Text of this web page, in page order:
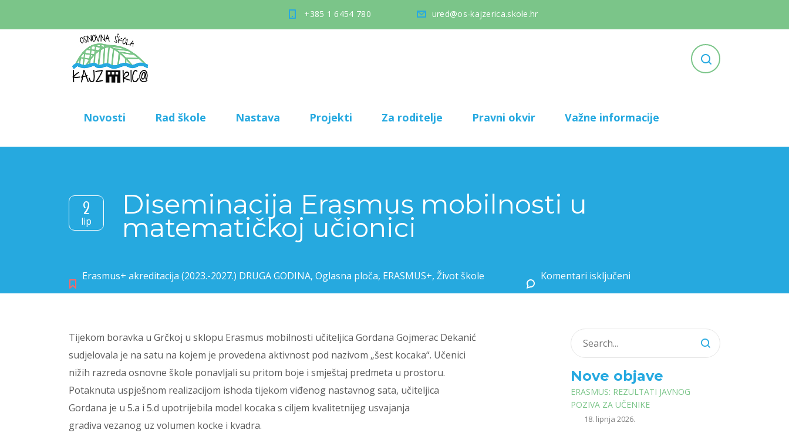
+385 1 6454 780 ured@os-kajzerica.skole.hr
Novosti Rad škole Nastava Projekti Za roditelje Pravni okvir Važne informacije
2
lip
Diseminacija Erasmus mobilnosti u
matematičkoj učionici
Erasmus+ akreditacija (2023.-2027.) DRUGA GODINA, Oglasna ploča, ERASMUS+, Život škole Komentari isključeni
Tijekom boravka u Grčkoj u sklopu Erasmus mobilnosti učiteljica Gordana Gojmerac Dekanić
sudjelovala je na satu na kojem je provedena aktivnost pod nazivom „šest kocaka“. Učenici
nižih razreda osnovne škole ponavljali su pritom boje i smještaj predmeta u prostoru.
Potaknuta uspješnom realizacijom ishoda tijekom viđenog nastavnog sata, učiteljica
Gordana je u 5.a i 5.d upotrijebila model kocaka s ciljem kvalitetnijeg usvajanja
gradiva vezanog uz volumen kocke i kvadra.
Nove objave
ERASMUS: REZULTATI JAVNOG
POZIVA ZA UČENIKE
18. lipnja 2026.